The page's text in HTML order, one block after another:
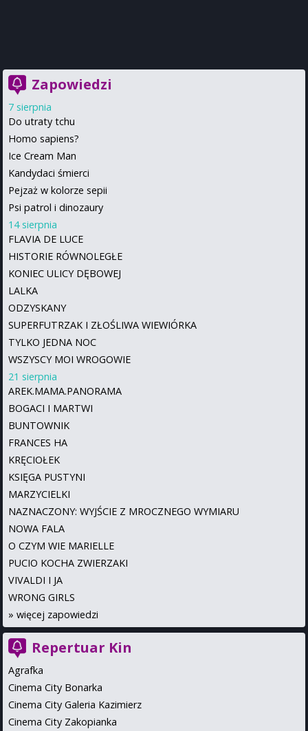
Zapowiedzi
7 sierpnia
Do utraty tchu
Homo sapiens?
Ice Cream Man
Kandydaci śmierci
Pejzaż w kolorze sepii
Psi patrol i dinozaury
14 sierpnia
FLAVIA DE LUCE
HISTORIE RÓWNOLEGŁE
KONIEC ULICY DĘBOWEJ
LALKA
ODZYSKANY
SUPERFUTRZAK I ZŁOŚLIWA WIEWIÓRKA
TYLKO JEDNA NOC
WSZYSCY MOI WROGOWIE
21 sierpnia
AREK.MAMA.PANORAMA
BOGACI I MARTWI
BUNTOWNIK
FRANCES HA
KRĘCIOŁEK
KSIĘGA PUSTYNI
MARZYCIELKI
NAZNACZONY: WYJŚCIE Z MROCZNEGO WYMIARU
NOWA FALA
O CZYM WIE MARIELLE
PUCIO KOCHA ZWIERZAKI
VIVALDI I JA
WRONG GIRLS
» więcej zapowiedzi
Repertuar Kin
Agrafka
Cinema City Bonarka
Cinema City Galeria Kazimierz
Cinema City Zakopianka